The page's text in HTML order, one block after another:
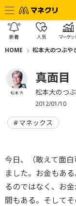
新着 人気 マーケッ
HOME 松本大のつぶや
松本 大
真面目
松本大のつ
2012/01/10
マネックス
今日、（敢えて面
ました。お金もあ
るのではなく、お
間もある。そして